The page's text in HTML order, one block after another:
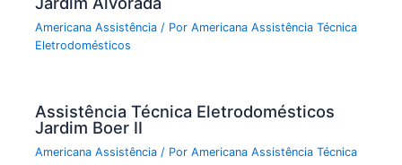
Americana Assistência / PorAmericana Assistência Técnica
Eletrodomésticos
Assistência Técnica Eletrodomésticos
Jardim Boer II
Americana Assistência / PorAmericana Assistência Técnica